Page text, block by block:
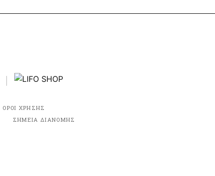
ΟΡΟΙ ΧΡΗΣΗΣ
ΣΗΜΕΙΑ ΔΙΑΝΟΜΗΣ